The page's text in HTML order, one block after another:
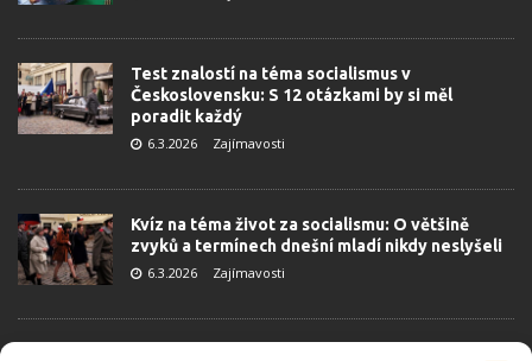
Test znalostí na téma socialismus v
Československu: S 12 otázkami by si měl
poradit každý
6.3.2026 Zajímavosti
Kvíz na téma život za socialismu: O většině
zvyků a termínech dnešní mladí nikdy neslyšeli
6.3.2026 Zajímavosti